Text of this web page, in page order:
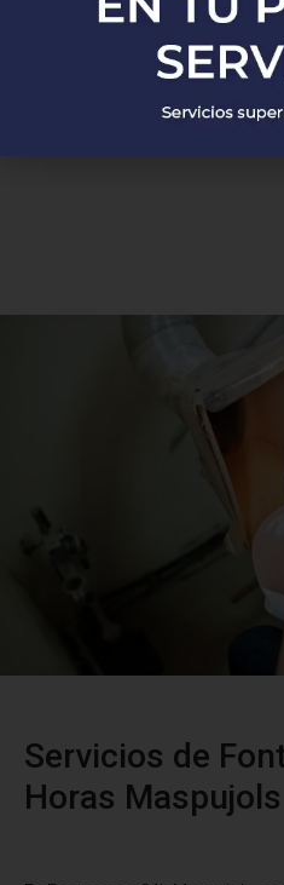
PEDIR
Servicios de
Horas Maspujols